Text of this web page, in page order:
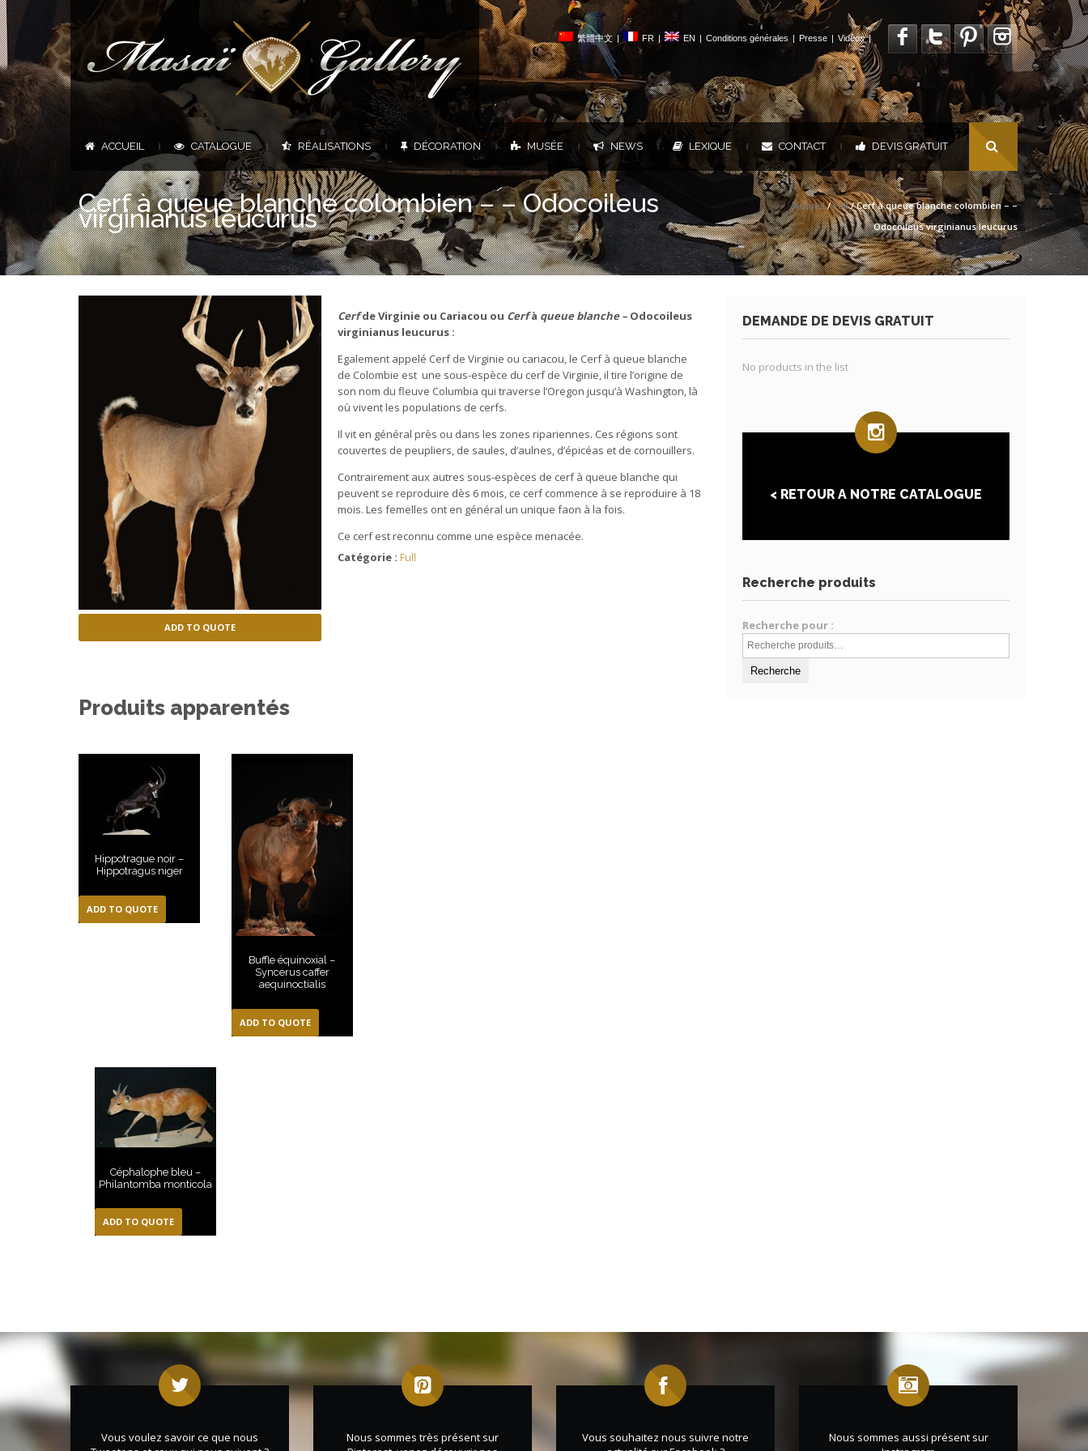
繁體中文 | FR | EN | Conditions générales | Presse | Vidéos |
ACCUEIL CATALOGUE RÉALISATIONS DÉCORATION MUSÉE NEWS LEXIQUE CONTACT DEVIS GRATUIT
Cerf à queue blanche colombien – – Odocoileus
virginianus leucurus Accueil/Full/ Cerf à queue blanche colombien – –
Odocoileus virginianus leucurus
ADD TO QUOTE
Cerfde Virginie ou Cariacou ou Cerfà queue blanche – Odocoileus
virginianus leucurus :
Egalement appelé Cerf de Virginie ou cariacou, le Cerf à queue blanche
de Colombie est une sous-espèce du cerf de Virginie, il tire l’origine de
son nom du fleuve Columbia qui traverse l’Oregon jusqu’à Washington, là
où vivent les populations de cerfs.
Il vit en général près ou dans les zones ripariennes. Ces régions sont
couvertes de peupliers, de saules, d’aulnes, d’épicéas et de cornouillers.
Contrairement aux autres sous-espèces de cerf à queue blanche qui
peuvent se reproduire dès 6 mois, ce cerf commence à se reproduire à 18
mois. Les femelles ont en général un unique faon à la fois.
Ce cerf est reconnu comme une espèce menacée.
Catégorie : Full
Produits apparentés
Hippotrague noir –
Hippotragus niger
ADD TO QUOTE
Buffle équinoxial –
Syncerus caffer
aequinoctialis
ADD TO QUOTE
Céphalophe bleu –
Philantomba monticola
ADD TO QUOTE
DEMANDE DE DEVIS GRATUIT
No products in the list
< RETOUR A NOTRE CATALOGUE
Recherche produits
Recherche pour :
Vous voulez savoir ce que nous
Nous sommes très présent sur
Vous souhaitez nous suivre notre
Nous sommes aussi présent sur